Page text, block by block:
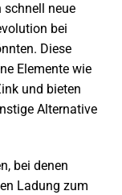
schnell neue
bei
Diese
Elemente wie
und bieten
Alternative
bei denen
Ladung zum